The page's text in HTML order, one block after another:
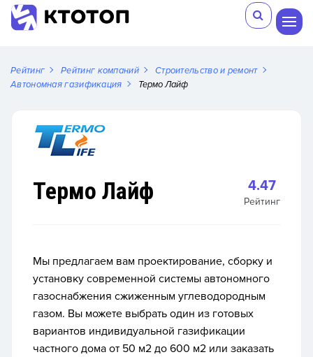
Рейтинг Рейтинг компаний
Строительство и ремонт
Автономная газификация
Термо Лайф
Термо Лайф 4.47
Рейтинг
Мы предлагаем вам проектирование, сборку и
установку современной системы автономного
газоснабжения сжиженным углеводородным
газом. Вы можете выбрать один из готовых
вариантов индивидуальной газификации
частного дома от 50 м2 до 600 м2 или заказать